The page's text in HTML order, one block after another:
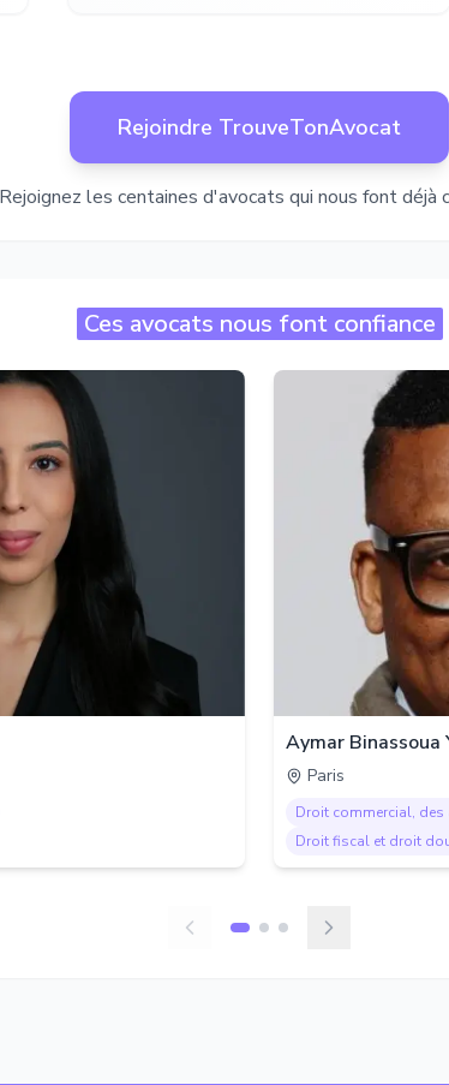
Rejoindre TrouveTonAvocat
Rejoignez les centaines d'avocats qui nous font déjà
Ces avocats nous font confiance
Aymar Binassoua
Paris
Droit commercial, des
Droit fiscal et droit